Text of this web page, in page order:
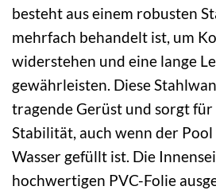
besteht aus einem robusten
mehrfach behandelt ist, um
widerstehen und eine lange
gewährleisten. Diese
tragende Gerüst und sorgt
Stabilität, auch wenn der
Wasser gefüllt ist. Die
hochwertigen PVC-Folie